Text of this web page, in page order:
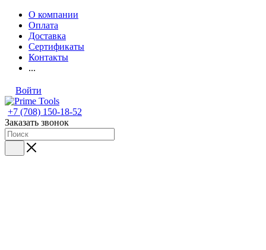
О компании
Оплата
Доставка
Сертификаты
Контакты
...
Войти
+7 (708) 150-18-52
Заказать звонок